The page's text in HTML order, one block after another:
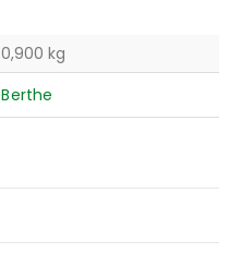
0,900 kg
Berthe